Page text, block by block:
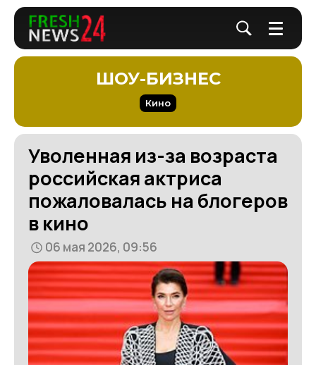
ШОУ-БИЗНЕС
Кино
Уволенная из-за возраста
российская актриса
пожаловалась на блогеров
в кино
06 мая 2026, 09:56